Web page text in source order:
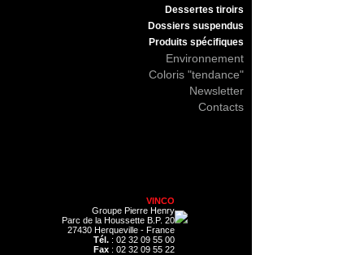
Dessertes tiroirs
Dossiers suspendus
Produits spécifiques
Environnement
Coloris "tendance"
Newsletter
Contacts
VINCO
Groupe Pierre Henry
Parc de la Houssette B.P. 20
27430 Herqueville - France
Tél. : 02 32 09 55 00
Fax : 02 32 09 55 22